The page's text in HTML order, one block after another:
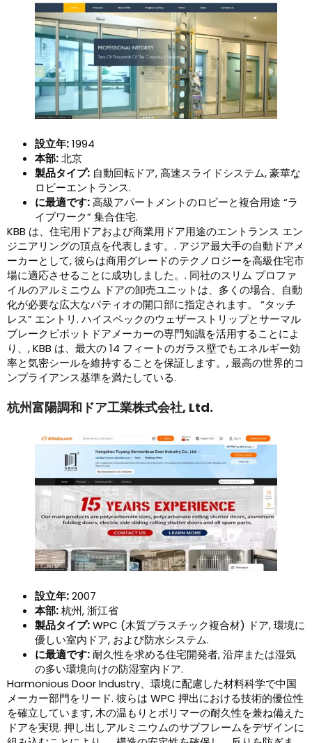
設立年:1994
本部:北京
製品タイプ: 自動回転ドア, 高速スライドシステム, 豪華な
ロビーエントランス.
に最適です:高級アパートメントのロビーと複合用途 “ラ
イブワーク” 集合住宅.
KBB は、住宅用ドアおよび商業用ドア用途のエントランス エン
ジニアリングの頂点を代表します。. アジア最大手の自動ドアメ
ーカーとして, 彼らは商用グレードのテクノロジーを高級住宅市
場に適応させることに成功しました。. 同社のスリム プロファ
イルのアルミニウム ドアの卸売ユニットは、多くの場合、自動
化が必要な広大なパティオの開口部に指定されます。 “タッチ
レス” エントリ. ハイスペックのウェザーストリップとサーマル
ブレークピボットドアメーカーの専門知識を活用することによ
り、, KBB は、最大の 14 フィートのガラス壁でもエネルギー効
率と気密シールを維持することを保証します。, 最高の世界的コ
ンプライアンス基準を満たしている.
杭州富陽調和ドア工業株式会社, Ltd.
設立年:2007
本部:杭州, 浙江省
製品タイプ:WPC (木質プラスチック複合材) ドア, 環境に
優しい室内ドア, および防水システム.
に最適です:耐久性を求める住宅開発者, 沿岸または湿気
の多い環境向けの防湿室内ドア.
Harmonious Door Industry、環境に配慮した材料科学で中国
メーカー部門をリード. 彼らは WPC 押出における技術的優位性
を確立しています, 木の温もりとポリマーの耐久性を兼ね備えた
ドアを実現. 押し出しアルミニウムのサブフレームをデザインに